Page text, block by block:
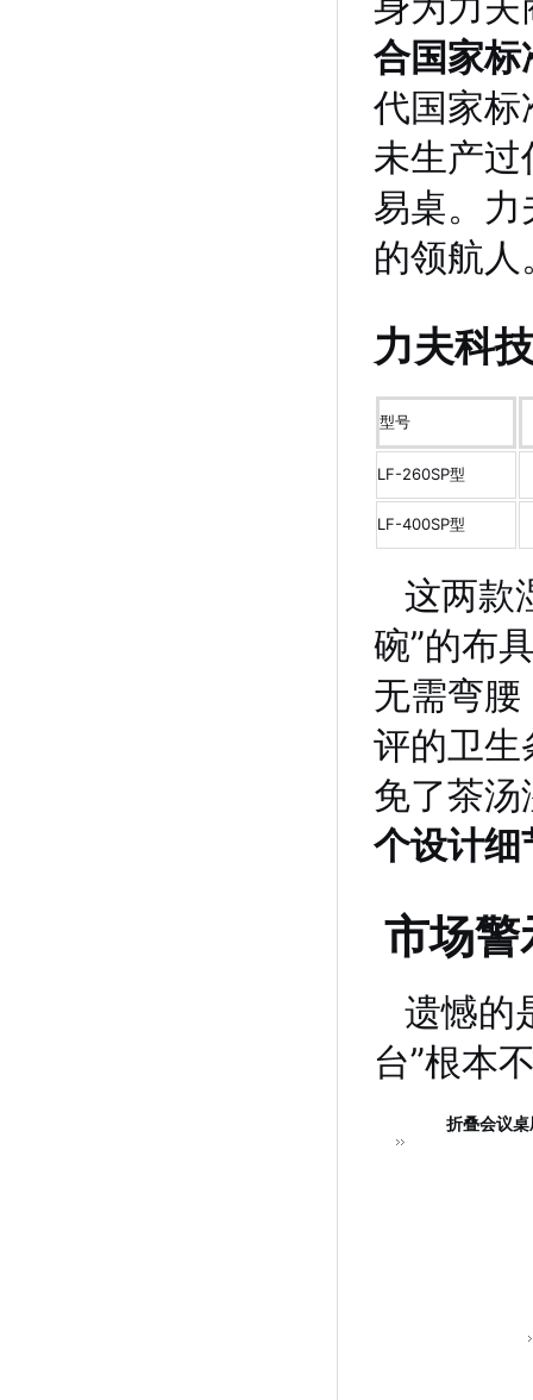
合国家标
代国家标
未生产过
易桌。
的领航人
力夫科
型号
LF-260SP型
LF-400SP型
这两款
碗”的布
无需弯
评的卫生
免了茶
个设计细
市场警
遗憾的
台”根本
折叠会议